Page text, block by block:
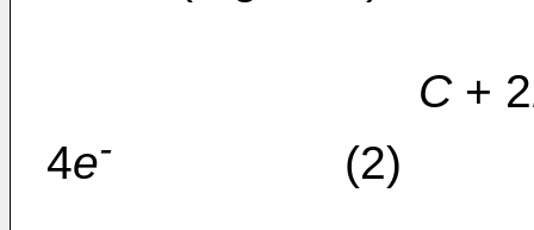
C+ 2
4e- (2)